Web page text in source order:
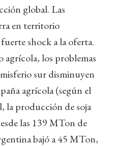
global. Las
en territorio
shock a la oferta.
agrícola, los problemas
sur disminuyen
agrícola (según el
la producción de soja
las 139 MTon de
bajó a 45 MTon,